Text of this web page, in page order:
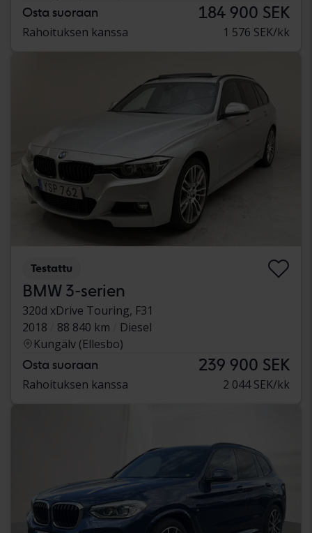
Osta suoraan 184 900 SEK
Rahoituksen kanssa 1 576 SEK/kk
Testattu
BMW 3-serien
320d xDrive Touring, F31
2018
88 840 km
Diesel
Kungälv (Ellesbo)
Osta suoraan 239 900 SEK
Rahoituksen kanssa 2 044 SEK/kk